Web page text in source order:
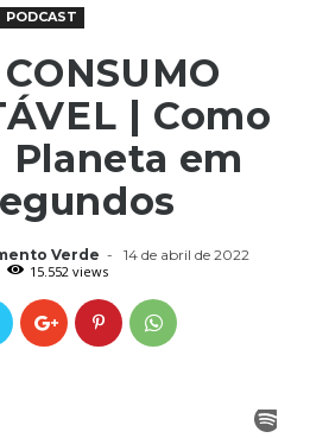
PODCAST
| Como
Planeta em
Verde -
14 de abril de 2022
15.552 views